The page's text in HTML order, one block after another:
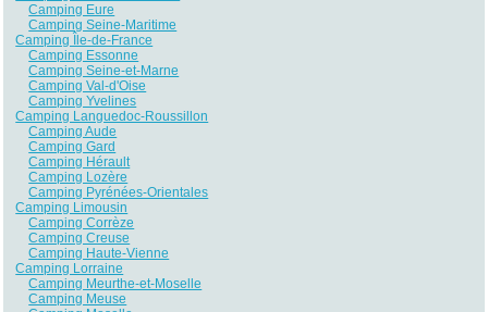
Camping Eure
Camping Seine-Maritime
Camping Île-de-France
Camping Essonne
Camping Seine-et-Marne
Camping Val-d'Oise
Camping Yvelines
Camping Languedoc-Roussillon
Camping Aude
Camping Gard
Camping Hérault
Camping Lozère
Camping Pyrénées-Orientales
Camping Limousin
Camping Corrèze
Camping Creuse
Camping Haute-Vienne
Camping Lorraine
Camping Meurthe-et-Moselle
Camping Meuse